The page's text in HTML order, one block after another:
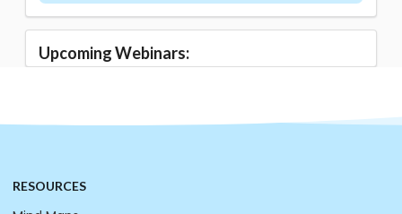
Upcoming Webinars:
RESOURCES